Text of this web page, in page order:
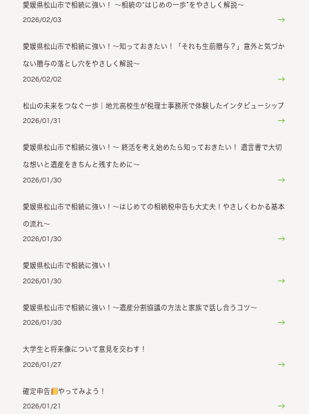
愛媛県松山市で相続に強い！ ～相続の“はじめの一歩”をやさしく解説～
2026/02/03
愛媛県松山市で相続に強い！～知っておきたい！「それも生前贈与？」意外と気づか
ない贈与の落とし穴をやさしく解説～
2026/02/02
松山の未来をつなぐ一歩｜地元高校生が税理士事務所で体験したインタビューシップ
2026/01/31
愛媛県松山市で相続に強い！～ 終活を考え始めたら知っておきたい！ 遺言書で大切
な想いと遺産をきちんと残すために～
2026/01/30
愛媛県松山市で相続に強い！～はじめての相続税申告も大丈夫！やさしくわかる基本
の流れ～
2026/01/30
愛媛県松山市で相続に強い！
2026/01/30
愛媛県松山市で相続に強い！～遺産分割協議の方法と家族で話し合うコツ～
2026/01/30
大学生と将来像について意見を交わす！
2026/01/27
確定申告 やってみよう！
2026/01/21